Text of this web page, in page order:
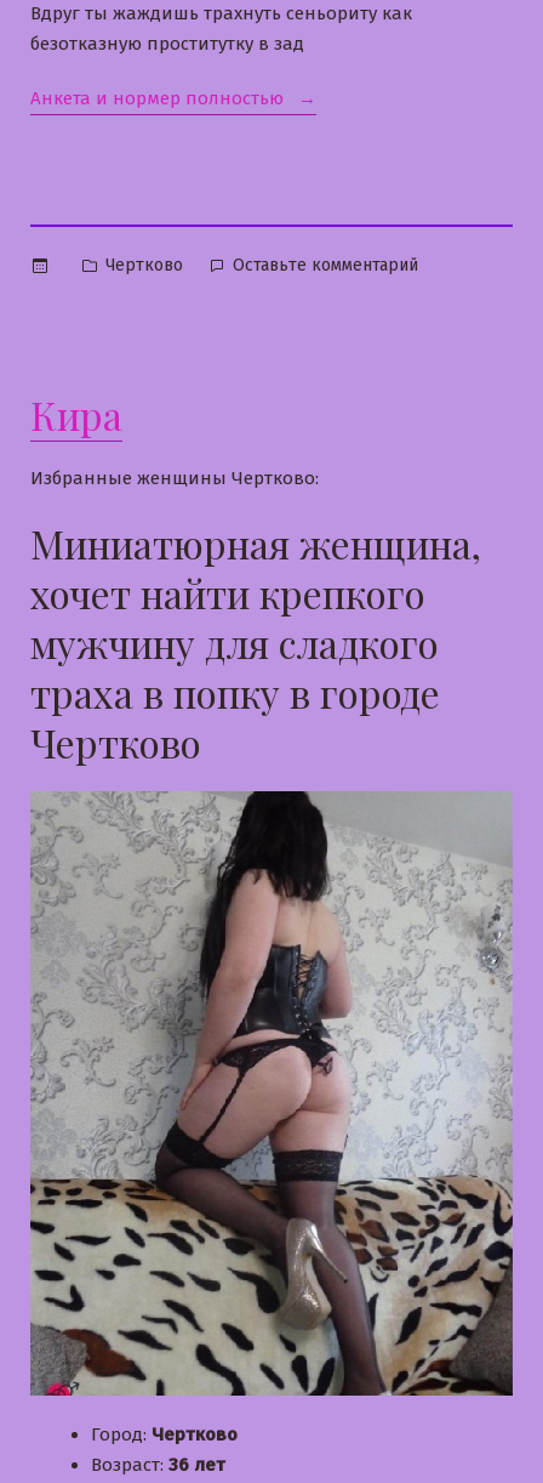
Вдруг ты жаждишь трахнуть сеньориту как
безотказную проститутку в зад
Анкета и нормер полностью «Тая»
Опубликовано
Чертково Оставьте комментарий
Кира
Избранные женщины Чертково:
Миниатюрная женщина,
хочет найти крепкого
мужчину для сладкого
траха в попку в городе
Чертково
Город: Чертково
Возраст: 36 лет